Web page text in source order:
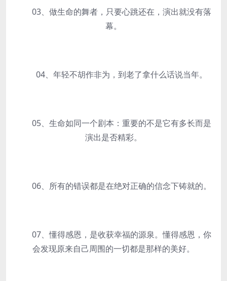
03、做生命的舞者，只要心跳还在，演出就没有落
幕。
04、年轻不胡作非为，到老了拿什么话说当年。
05、生命如同一个剧本：重要的不是它有多长而是
演出是否精彩。
06、所有的错误都是在绝对正确的信念下铸就的。
07、懂得感恩，是收获幸福的源泉。懂得感恩，你
会发现原来自己周围的一切都是那样的美好。